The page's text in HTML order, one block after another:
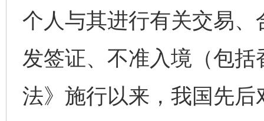
个人与其进行有关交易
发签证、不准入境（包
法》施行以来，我国先